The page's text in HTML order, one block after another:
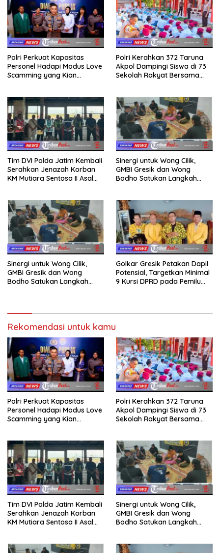
Polri Perkuat Kapasitas
Personel Hadapi Modus Love
Scamming yang Kian
Polri Kerahkan 372 Taruna
Akpol Dampingi Siswa di 73
Sekolah Rakyat Bersama
Tim DVI Polda Jatim Kembali
Serahkan Jenazah Korban
KM Mutiara Sentosa II Asal
Sinergi untuk Wong Cilik,
GMBI Gresik dan Wong
Bodho Satukan Langkah
Sinergi untuk Wong Cilik,
GMBI Gresik dan Wong
Bodho Satukan Langkah
Golkar Gresik Petakan Dapil
Potensial, Targetkan Minimal
9 Kursi DPRD pada Pemilu
Rekomendasi untuk kamu
Polri Perkuat Kapasitas
Personel Hadapi Modus Love
Scamming yang Kian
Polri Kerahkan 372 Taruna
Akpol Dampingi Siswa di 73
Sekolah Rakyat Bersama
Tim DVI Polda Jatim Kembali
Serahkan Jenazah Korban
KM Mutiara Sentosa II Asal
Sinergi untuk Wong Cilik,
GMBI Gresik dan Wong
Bodho Satukan Langkah